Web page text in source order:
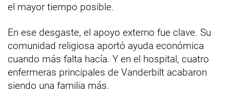
el mayor tiempo posible.
En ese desgaste, el apoyo externo fue clave. Su
comunidad religiosa aportó ayuda económica
cuando más falta hacía. Y en el hospital, cuatro
enfermeras principales de Vanderbilt acabaron
siendo una familia más.